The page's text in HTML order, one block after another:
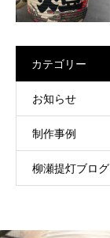
カテゴリー
お知らせ
制作事例
柳瀬提灯ブログ